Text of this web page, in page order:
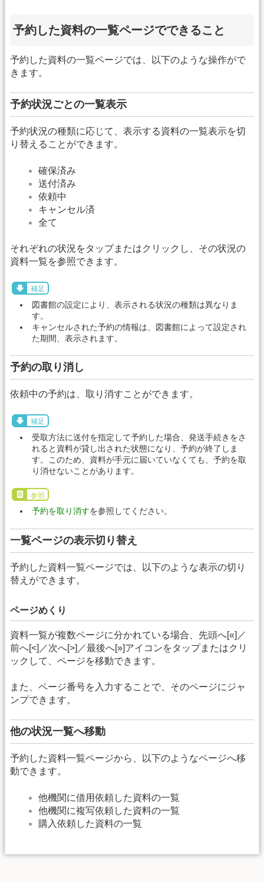
予約した資料の一覧ページでできること
予約した資料の一覧ページでは、以下のような操作がで
きます。
予約状況ごとの一覧表示
予約状況の種類に応じて、表示する資料の一覧表示を切
り替えることができます。
確保済み
送付済み
依頼中
キャンセル済
全て
それぞれの状況をタップまたはクリックし、その状況の
資料一覧を参照できます。
補足
図書館の設定により、表示される状況の種類は異なりま
す。
キャンセルされた予約の情報は、図書館によって設定され
た期間、表示されます。
予約の取り消し
依頼中の予約は、取り消すことができます。
補足
受取方法に送付を指定して予約した場合、発送手続きをさ
れると資料が貸し出された状態になり、予約が終了しま
す。このため、資料が手元に届いていなくても、予約を取
り消せないことがあります。
参照
予約を取り消すを参照してください。
一覧ページの表示切り替え
予約した資料一覧ページでは、以下のような表示の切り
替えができます。
ページめくり
資料一覧が複数ページに分かれている場合、先頭へ[«]／
前へ[<]／次へ[>]／最後へ[»]アイコンをタップまたはクリ
ックして、ページを移動できます。
また、ページ番号を入力することで、そのページにジャ
ンプできます。
他の状況一覧へ移動
予約した資料一覧ページから、以下のようなページへ移
動できます。
他機関に借用依頼した資料の一覧
他機関に複写依頼した資料の一覧
購入依頼した資料の一覧